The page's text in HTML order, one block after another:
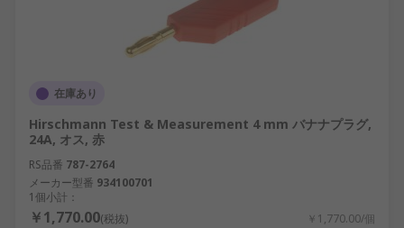
在庫あり
Hirschmann Test & Measurement 4 mm バナナプラグ,
24A, オス, 赤
RS品番 787-2764
メーカー型番 934100701
1個小計：
￥1,770.00(税抜) ￥1,770.00/個